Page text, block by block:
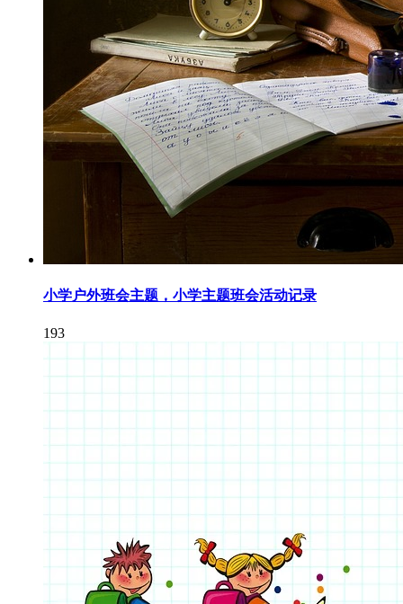
小学户外班会主题，小学主题班会活动记录
193